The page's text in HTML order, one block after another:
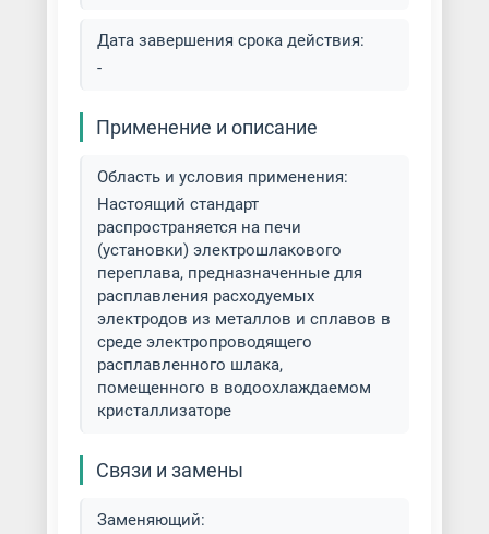
Дата завершения срока действия:
-
Применение и описание
Область и условия применения:
Настоящий стандарт
распространяется на печи
(установки) электрошлакового
переплава, предназначенные для
расплавления расходуемых
электродов из металлов и сплавов в
среде электропроводящего
расплавленного шлака,
помещенного в водоохлаждаемом
кристаллизаторе
Связи и замены
Заменяющий: